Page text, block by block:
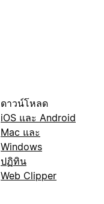
ดาวน์โหลด
iOS และ Android
Mac และ
Windows
ปฏิทิน
Web Clipper